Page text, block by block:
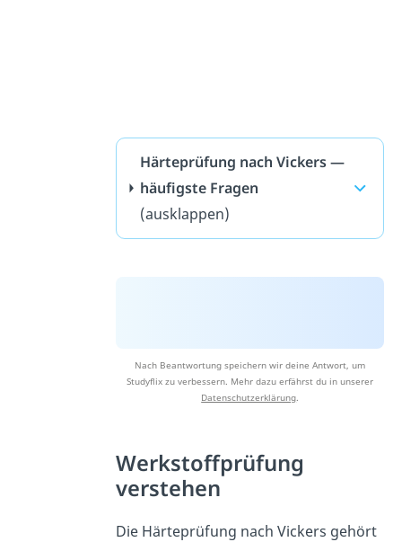
Härteprüfung nach Vickers —
häufigste Fragen
(ausklappen)
Nach Beantwortung speichern wir deine Antwort, um
Studyflix zu verbessern. Mehr dazu erfährst du in unserer
Datenschutzerklärung
Werkstoffprüfung
verstehen
Die Härteprüfung nach Vickers gehört